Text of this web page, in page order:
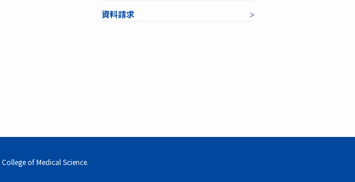
資料請求
of Medical Science.